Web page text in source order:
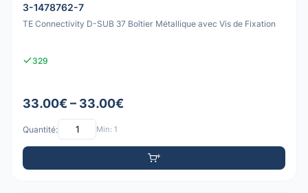
3-1478762-7
TE Connectivity D-SUB 37 Boîtier Métallique avec Vis de Fixation
329
33.00€ – 33.00€
Quantité: Min: 1